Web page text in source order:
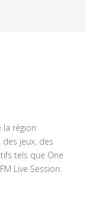
la région
jeux, des
tels que One
Live Session.